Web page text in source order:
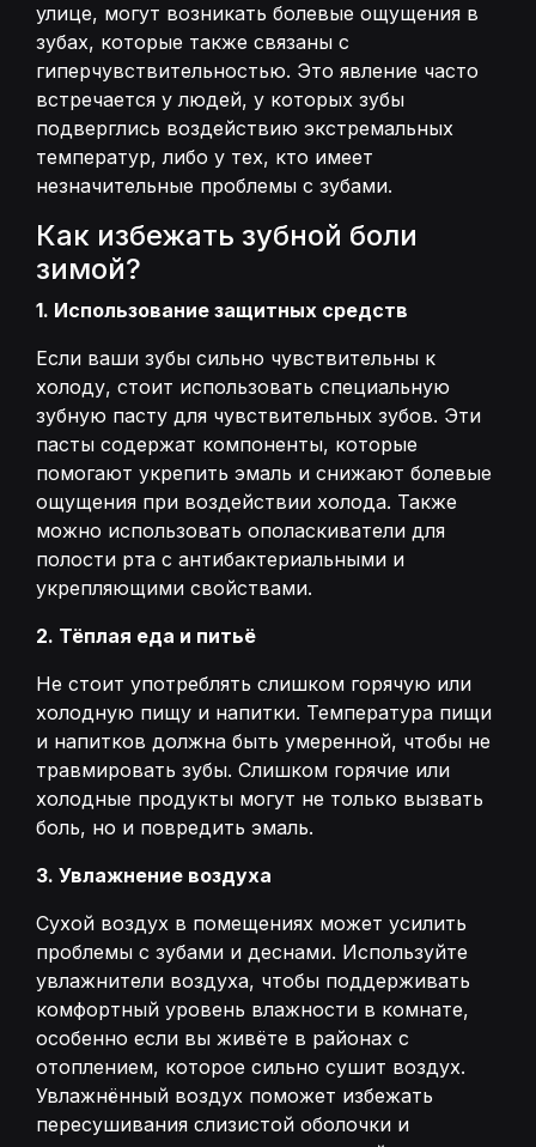
улице, могут возникать болевые ощущения в
зубах, которые также связаны с
гиперчувствительностью. Это явление часто
встречается у людей, у которых зубы
подверглись воздействию экстремальных
температур, либо у тех, кто имеет
незначительные проблемы с зубами.
Как избежать зубной боли
зимой?
1. Использование защитных средств
Если ваши зубы сильно чувствительны к
холоду, стоит использовать специальную
зубную пасту для чувствительных зубов. Эти
пасты содержат компоненты, которые
помогают укрепить эмаль и снижают болевые
ощущения при воздействии холода. Также
можно использовать ополаскиватели для
полости рта с антибактериальными и
укрепляющими свойствами.
2. Тёплая еда и питьё
Не стоит употреблять слишком горячую или
холодную пищу и напитки. Температура пищи
и напитков должна быть умеренной, чтобы не
травмировать зубы. Слишком горячие или
холодные продукты могут не только вызвать
боль, но и повредить эмаль.
3. Увлажнение воздуха
Сухой воздух в помещениях может усилить
проблемы с зубами и деснами. Используйте
увлажнители воздуха, чтобы поддерживать
комфортный уровень влажности в комнате,
особенно если вы живёте в районах с
отоплением, которое сильно сушит воздух.
Увлажнённый воздух поможет избежать
пересушивания слизистой оболочки и